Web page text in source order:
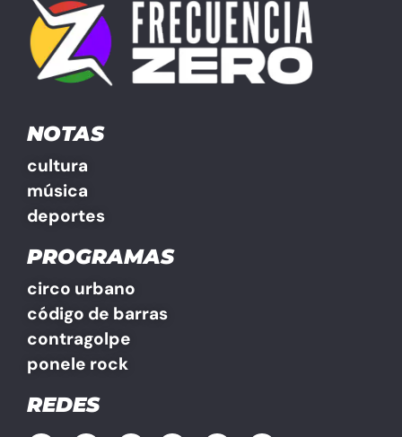
NOTAS
cultura
música
deportes
PROGRAMAS
circo urbano
código de barras
contragolpe
ponele rock
REDES